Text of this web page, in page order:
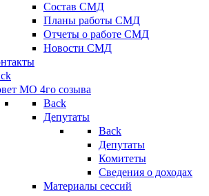
Состав СМД
Планы работы СМД
Отчеты о работе СМД
Новости СМД
МО 4го созыва
Back
Депутаты
Back
Депутаты
Комитеты
Сведения о доходах
Материалы сессий